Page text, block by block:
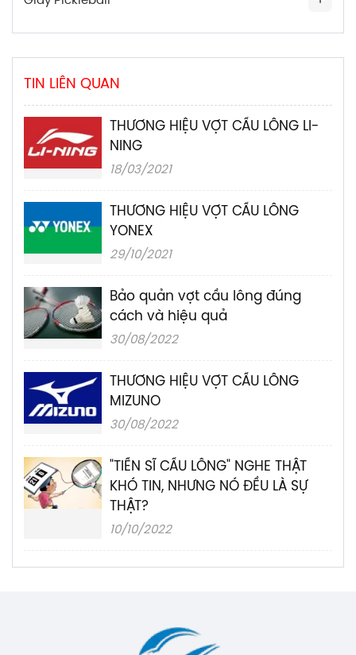
TIN LIÊN QUAN
THƯƠNG HIỆU VỢT CẦU LÔNG LI-
NING
18/03/2021
THƯƠNG HIỆU VỢT CẦU LÔNG
YONEX
29/10/2021
Bảo quản vợt cầu lông đúng
cách và hiệu quả
30/08/2022
THƯƠNG HIỆU VỢT CẦU LÔNG
MIZUNO
30/08/2022
"TIẾN SĨ CẦU LÔNG" NGHE THẬT
KHÓ TIN, NHƯNG NÓ ĐỀU LÀ SỰ
THẬT?
10/10/2022